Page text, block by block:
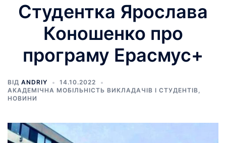
Студентка Ярослава
Коношенко про
програму Ерасмус+
ВІД ANDRIY
14.10.2022
АКАДЕМІЧНА МОБІЛЬНІСТЬ ВИКЛАДАЧІВ І СТУДЕНТІВ,
НОВИНИ